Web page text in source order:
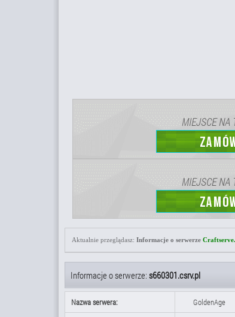
Aktualnie przeglądasz: Informacje o serwerze
Informacje o serwerze: s660301.csrv.pl
Nazwa serwera:
GoldenAge